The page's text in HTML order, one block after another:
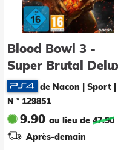
Blood Bowl 3 -
Super Brutal
Editionde Nacon | Sport
N ° 129851
9.90 au lieu de 47.90
Après-demain